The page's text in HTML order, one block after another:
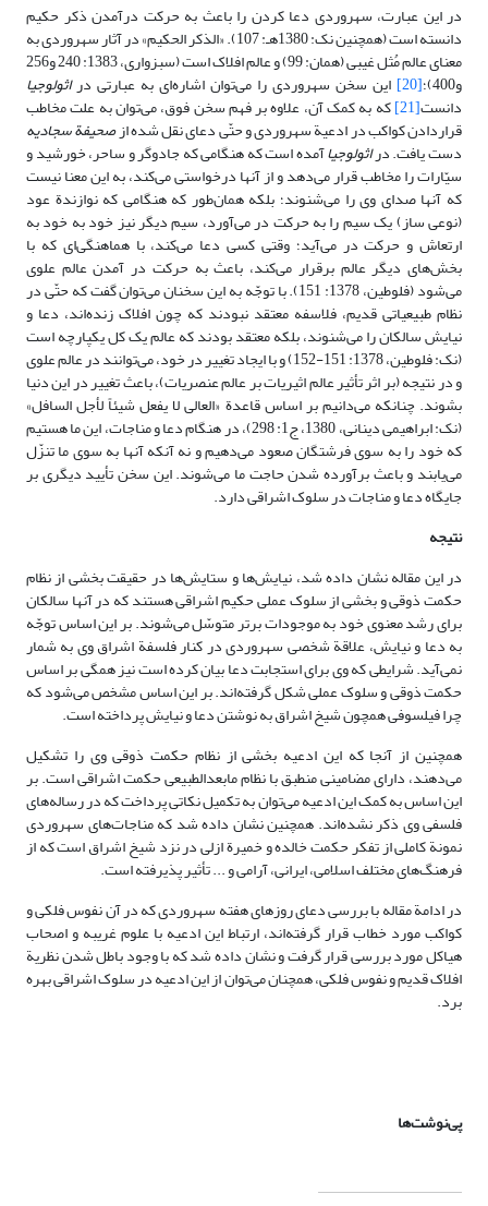
در این عبارت، سهروردی دعا کردن را باعث به حرکت درآمدن ذکر حکیم
دانسته است (همچنین نک: 1380هـ: 107). «الذکر الحکیم» در آثار سهروردی به
معنای عالم مُثل غیبی (همان: 99) و عالم افلاک است (سبزواری، 1383: 240 و256
و400)؛ [20] این سخن سهروردی را می‌توان اشاره‌ای به عبارتی دراثولوجیا
دانست[21] که به کمک آن، علاوه بر فهم سخن فوق، می‌توان به علت مخاطب
قراردادن کواکب در ادعیة سهروردی و حتّی دعای نقل شده ازصحیفة سجادیه
دست یافت. دراثولوجیاآمده است که هنگامی که جادوگر و ساحر، خورشید و
سیّارات را مخاطب قرار می‌دهد و از آنها درخواستی می‌کند، به این معنا نیست
که آنها صدای وی را می‌شنوند؛ بلکه همان‌طور که هنگامی که نوازندة عود
(نوعی ساز) یک سیم را به حرکت در می‌آورد، سیم دیگر نیز خود به خود به
ارتعاش و حرکت در می‌آید؛ وقتی کسی دعا می‌کند، با هماهنگی‌ای که با
بخش‌های دیگر عالم برقرار می‌کند، باعث به حرکت در آمدن عالم علوی
می‌شود (فلوطین، 1378: 151). با توجّه به این سخنان می‌توان گفت که حتّی در
نظام طبیعیاتی قدیم، فلاسفه معتقد نبودند که چون افلاک زنده‌اند، دعا و
نیایش سالکان را می‌شنوند، بلکه معتقد بودند که عالم یک کل یکپارچه است
(نک: فلوطین، 1378: 151-152) و با ایجاد تغییر در خود، می‌توانند در عالم علوی
و در نتیجه (بر اثر تأثیر عالم اثیریات بر عالم عنصریات)، باعث تغییر در این دنیا
بشوند. چنانکه می‌دانیم بر اساس قاعدة «العالی لا یفعل شیئاً لأجل السافل»
(نک: ابراهیمی دینانی، 1380، ج1: 298)، در هنگام دعا و مناجات، این ما هستیم
که خود را به سوی فرشتگان صعود می‌دهیم و نه آنکه آنها به سوی ما تنزّل
می‌یابند و باعث برآورده شدن حاجت ما می‌شوند. این سخن تأیید دیگری بر
جایگاه دعا و مناجات در سلوک اشراقی دارد.
نتیجه‌
در این مقاله نشان داده شد، نیایش‌ها و ستایش‌ها در حقیقت بخشی از نظام
حکمت ذوقی و بخشی از سلوک عملی حکیم اشراقی هستند که در آنها سالکان
برای رشد معنوی خود به موجودات برتر متوسّل می‌شوند. بر این اساس توجّه
به دعا و نیایش، علاقة شخصی سهروردی در کنار فلسفة اشراق وی به شمار
نمی‌آید. شرایطی که وی برای استجابت دعا بیان کرده است نیز همگی بر اساس
حکمت ذوقی و سلوک عملی شکل گرفته‌اند. بر این اساس مشخص می‌شود که
چرا فیلسوفی همچون شیخ اشراق به نوشتن دعا و نیایش پرداخته است.
همچنین از آنجا که این ادعیه بخشی از نظام حکمت ذوقی وی را تشکیل
می‌دهند، دارای مضامینی منطبق با نظام مابعدالطبیعی حکمت اشراقی است. بر
این اساس به کمک این ادعیه می‌توان به تکمیل نکاتی پرداخت که در رساله‌های
فلسفی وی ذکر نشده‌اند. همچنین نشان داده شد که مناجات‌های سهروردی
نمونة کاملی از تفکر حکمت خالده و خمیرة ازلی در نزد شیخ اشراق است که از
فرهنگ‌های مختلف اسلامی، ایرانی، آرامی و ... تأثیر پذیرفته است.
در ادامة مقاله با بررسی دعای روزهای هفته سهروردی که در آن نفوس فلکی و
کواکب مورد خطاب قرار گرفته‌اند، ارتباط این ادعیه با علوم غریبه و اصحاب
هیاکل مورد بررسی قرار گرفت و نشان داده شد که با وجود باطل شدن نظریة
افلاک قدیم و نفوس فلکی، همچنان می‌توان از این ادعیه در سلوک اشراقی بهره
برد.
پی‌نوشت‌ها